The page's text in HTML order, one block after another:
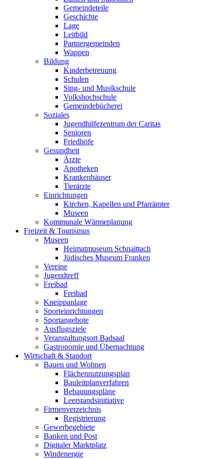
Gemeindeteile
Geschichte
Lage
Leitbild
Partnergemeinden
Wappen
Bildung
Kinderbetreuung
Schulen
Sing- und Musikschule
Volkshochschule
Gemeindebücherei
Soziales
Jugendhilfezentrum der Caritas
Senioren
Friedhöfe
Gesundheit
Ärzte
Apotheken
Krankenhäuser
Tierärzte
Einrichtungen
Kirchen, Kapellen und Pfarrämter
Museen
Kommunale Wärmeplanung
Freizeit & Tourismus
Museen
Heimatmuseum Schnaittach
Jüdisches Museum Franken
Vereine
Jugendtreff
Freibad
Freibad
Kneippanlage
Sporteinrichtungen
Sportangebote
Ausflugsziele
Veranstaltungsort Badsaal
Gastronomie und Übernachtung
Wirtschaft & Standort
Bauen und Wohnen
Flächennutzungsplan
Bauleitplanverfahren
Bebauungspläne
Leerstandsinitiative
Firmenverzeichnis
Registrierung
Gewerbegebiete
Banken und Post
Digitaler Marktplatz
Windenergie